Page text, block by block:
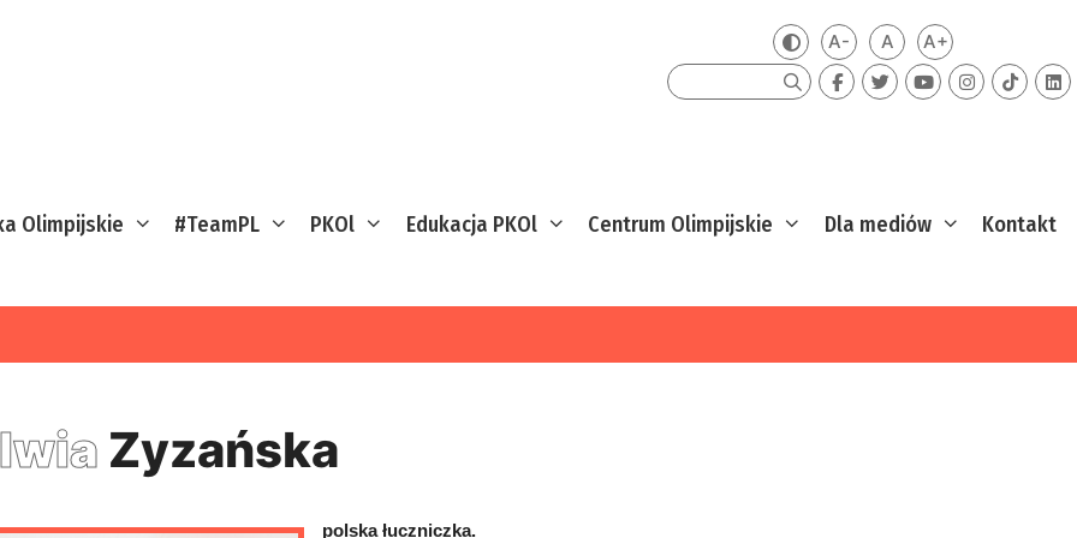
Zmień kontrast
A-Mniejsza czcionka
ADomyślna czcionka
A+Większa
Szukaj
Olimpijskie #TeamPL PKOl Edukacja PKOl Centrum Olimpijskie Dla mediów Kontakt
Zyzańska
polska łuczniczka.